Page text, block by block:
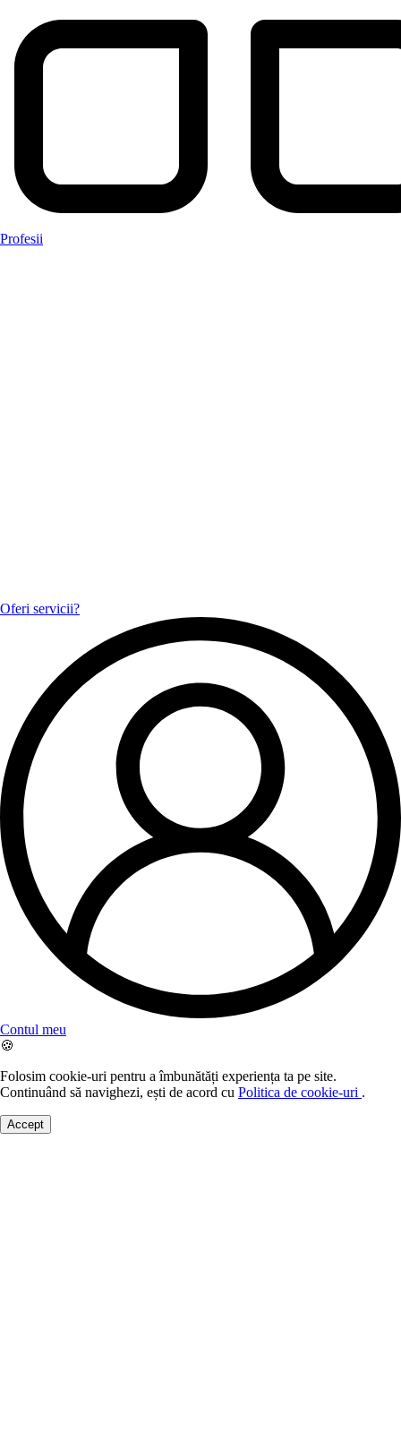
Profesii
Oferi servicii?
Contul meu
🍪
Folosim cookie-uri pentru a îmbunătăți experiența ta pe site.
Continuând să navighezi, ești de acord cu Politica de cookie-uri .
Accept